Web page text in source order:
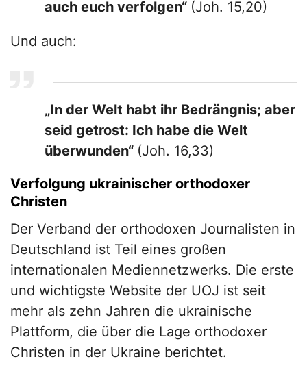
auch euch verfolgen“ (Joh. 15,20)
Und auch:
„In der Welt habt ihr Bedrängnis; aber
seid getrost: Ich habe die Welt
überwunden“ (Joh. 16,33)
Verfolgung ukrainischer orthodoxer
Christen
Der Verband der orthodoxen Journalisten in
Deutschland ist Teil eines großen
internationalen Mediennetzwerks. Die erste
und wichtigste Website der UOJ ist seit
mehr als zehn Jahren die ukrainische
Plattform, die über die Lage orthodoxer
Christen in der Ukraine berichtet.